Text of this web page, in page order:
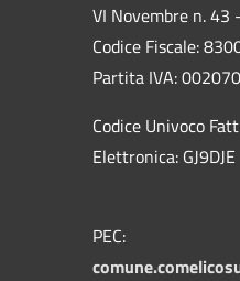
VI Novembre n.
Codice Fiscale:
Partita IVA:
Codice Univoco
Elettronica: GJ9DJE
PEC: